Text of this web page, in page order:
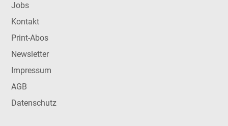
Jobs
Kontakt
Print-Abos
Newsletter
Impressum
AGB
Datenschutz